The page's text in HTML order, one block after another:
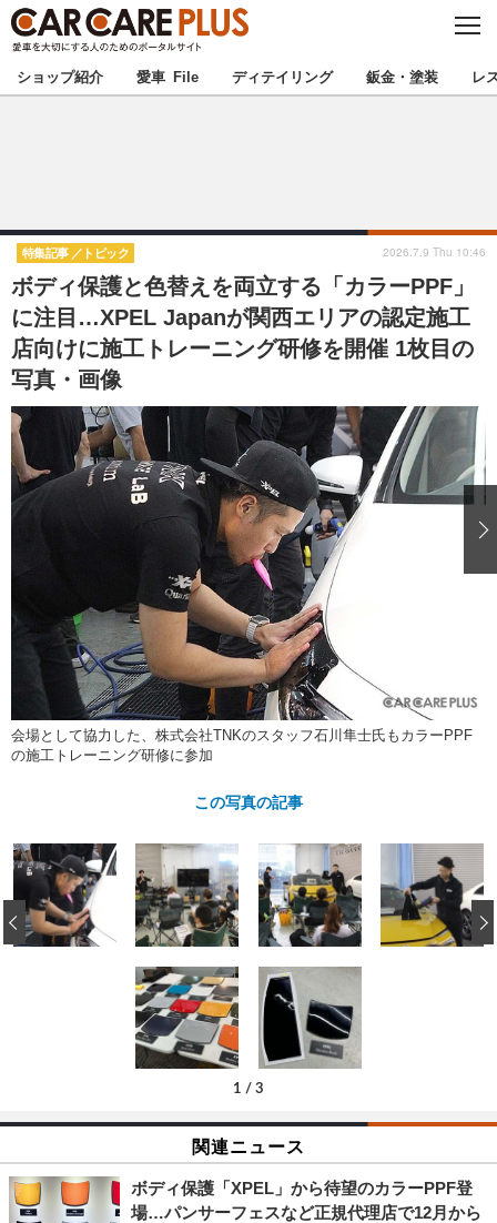
C
S
E
★カーケアプラス認定★ 厳選プロショップを地域から探す
甲信越 北陸
東海 関西
中国 四国
九州 沖縄
注目の記事
ショップレポート 愛車 File
ストップ！不具合修理＆粗悪修理
ディテイリング
ヘッドライト磨き コーティング
フィルム・ラッピング
ストップ 不具合修理＆粗悪修理
カーメーカー「旧車」関連プロジェ
コラム
ショップ紹介
ショップレポート プロショップ検索
レストア
カーメーカー「旧車」関連プロジ
ェクト
コラム
イベント
ショップ紹介 愛車 File ディテイリング 鈑金・塗装 レ
ボディ保護と色替えを両立する「カラーPPF」
に注目…XPEL Japanが関西エリアの認定施工
店向けに施工トレーニング研修を開催 1枚目の
写真・画像
特集記事 トピック 2026.7.9 Thu 10:46
会場として協力した、株式会社TNKのスタッフ石川隼士氏もカラーPPF
の施工トレーニング研修に参加
この写真の記事
1 / 3
‹
関連ニュース
ボディ保護「XPEL」から待望のカラーPPF登
場…パンサーフェスなど正規代理店で12月から